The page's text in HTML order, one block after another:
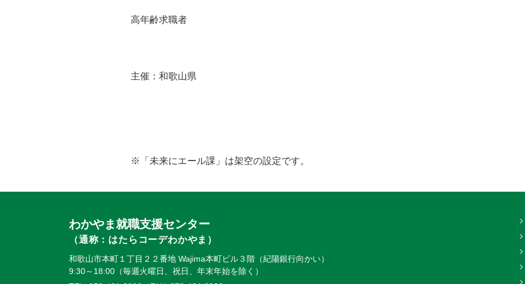
高年齢求職者
主催：和歌山県
※「未来にエール課」は架空の設定です。
わかやま就職支援センター
（通称：はたらコーデわかやま）
和歌山市本町１丁目２２番地 Wajima本町ビル３階（紀陽銀行向かい）
9:30～18:00（毎週火曜日、祝日、年末年始を除く）